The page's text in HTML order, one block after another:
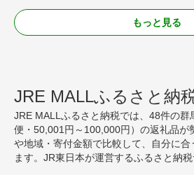
もっと見る
JRE MALLふるさと納
JRE MALLふるさと納税では、48件の
便・50,001円～100,000円）の返礼品が
や地域・寄付金額で比較して、自分に
ます。JR東日本が運営するふるさと納税